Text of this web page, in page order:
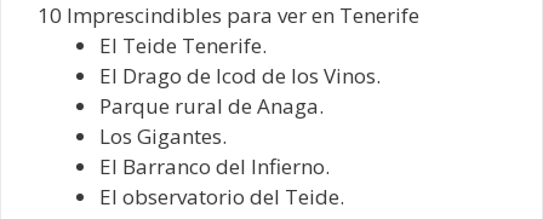
10 Imprescindibles para ver en Tenerife
El Teide Tenerife.
El Drago de Icod de los Vinos.
Parque rural de Anaga.
Los Gigantes.
El Barranco del Infierno.
El observatorio del Teide.